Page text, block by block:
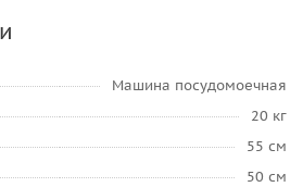
Машина посудомоечная
20 кг
55 см
50 см